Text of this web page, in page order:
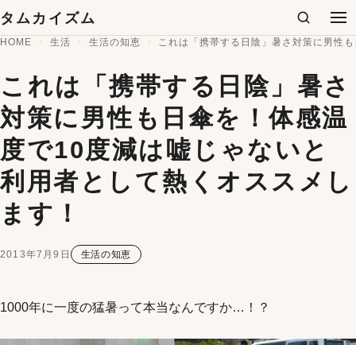
コンテンツへスキップ
タムカイズム 検索 メ
HOME 生活 生活の知恵 これは「携帯する日陰」暑さ対策に男性
これは「携帯する日陰」暑さ
対策に男性も日傘を！体感温
度で10度減は嘘じゃないと
利用者として熱くオススメし
ます！
2013年7月9日 生活の知恵
1000年に一度の猛暑って本当なんですか…！？